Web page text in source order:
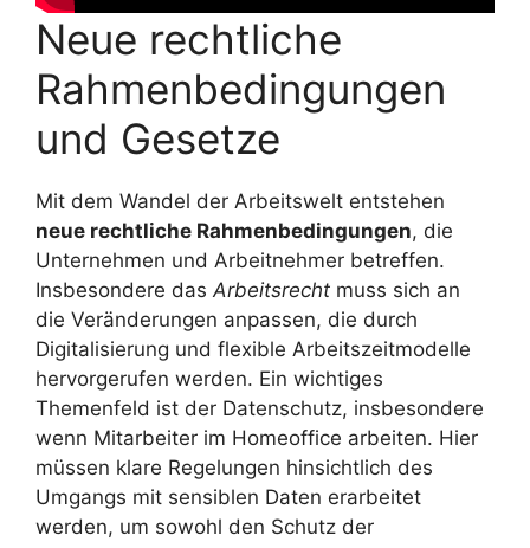
Neue rechtliche
Rahmenbedingungen
und Gesetze
Mit dem Wandel der Arbeitswelt entstehen
neue rechtliche Rahmenbedingungen, die
Unternehmen und Arbeitnehmer betreffen.
Insbesondere das Arbeitsrecht muss sich an
die Veränderungen anpassen, die durch
Digitalisierung und flexible Arbeitszeitmodelle
hervorgerufen werden. Ein wichtiges
Themenfeld ist der Datenschutz, insbesondere
wenn Mitarbeiter im Homeoffice arbeiten. Hier
müssen klare Regelungen hinsichtlich des
Umgangs mit sensiblen Daten erarbeitet
werden, um sowohl den Schutz der